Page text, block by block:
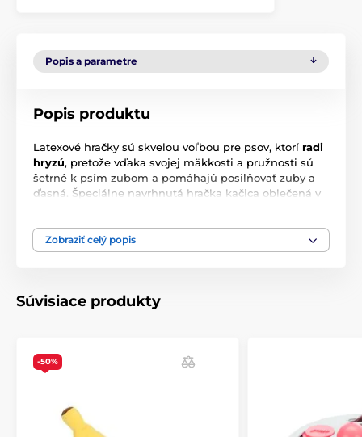
Popis a parametre
Popis produktu
Latexové hračky sú skvelou voľbou pre psov, ktorí radi
hryzú, pretože vďaka svojej mäkkosti a pružnosti sú
šetrné k psím zubom a pomáhajú posilňovať zuby a
ďasná. Špeciálne navrhnutá hračka kačica oblečená v
ukrytúpíšťalku, ktorú môže váš pes počas hry
aktivovať.
Technické špecifikácie sa môžu zmeniť bez
Hračky
Zobraziť celý popis
Súvisiace produkty
-50%